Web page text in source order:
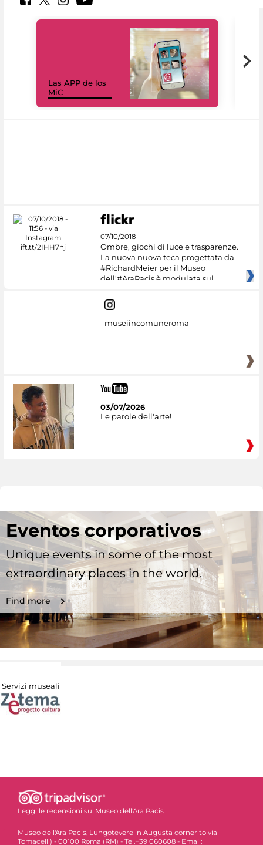
Las APP de los
MiC
07/10/2018
Ombre, giochi di luce e trasparenze.
La nuova nuova teca progettata da
#RichardMeier per il Museo
dell'#AraPacis è modulata sul
museiincomuneroma
03/07/2026
Le parole dell'arte!
Eventos corporativos
Unique events in some of the most
extraordinary places in the world.
Find more
Servizi museali
Leggi le recensioni su: Museo dell'Ara Pacis
Museo dell'Ara Pacis, Lungotevere in Augusta corner to via
Tomacelli) - 00100 Roma (RM) - Tel.+39 060608 - Email: